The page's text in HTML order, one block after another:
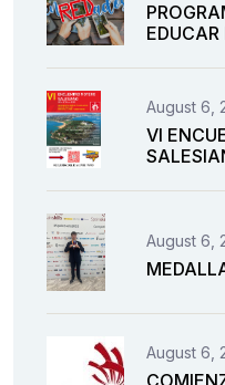
EDUCAR
August 6,
VI
August 6,
August 6,